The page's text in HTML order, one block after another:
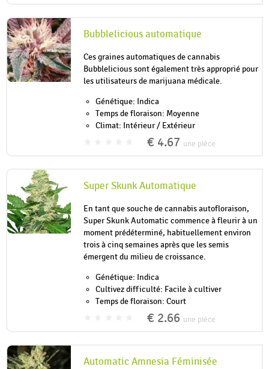
Bubblelicious automatique
Ces graines automatiques de cannabis
Bubblelicious sont également très approprié pour
les utilisateurs de marijuana médicale.
Génétique: Indica
Temps de floraison: Moyenne
Climat: Intérieur / Extérieur
€ 4.67 une pièce
Super Skunk Automatique
En tant que souche de cannabis autofloraison,
Super Skunk Automatic commence à fleurir à un
moment prédéterminé, habituellement environ
trois à cinq semaines après que les semis
émergent du milieu de croissance.
Génétique: Indica
Cultivez difficulté: Facile à cultiver
Temps de floraison: Court
€ 2.66 une pièce
Automatic Amnesia Féminisée